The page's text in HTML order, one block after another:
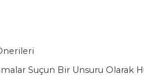
Suçun Bir Unsuru